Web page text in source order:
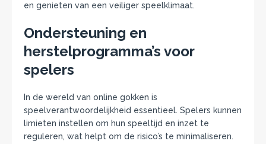
en genieten van een veiliger speelklimaat.
Ondersteuning en
herstelprogramma’s voor
spelers
In de wereld van online gokken is
speelverantwoordelijkheid essentieel. Spelers kunnen
limieten instellen om hun speeltijd en inzet te
reguleren, wat helpt om de risico’s te minimaliseren.